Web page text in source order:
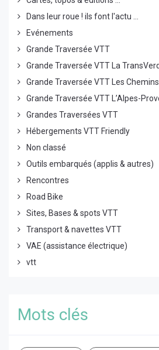
Dans leur roue ! ils font l'actu ...
Evénements
Grande Traversée VTT
Grande Traversée VTT La
Grande Traversée VTT Les Chemins
Grande Traversée VTT L’Alpes-
Grandes Traversées VTT
Hébergements VTT Friendly
Non classé
Outils embarqués (applis & autres)
Rencontres
Road Bike
Sites, Bases & spots VTT
Transport & navettes VTT
VAE (assistance électrique)
vtt
Mots clés